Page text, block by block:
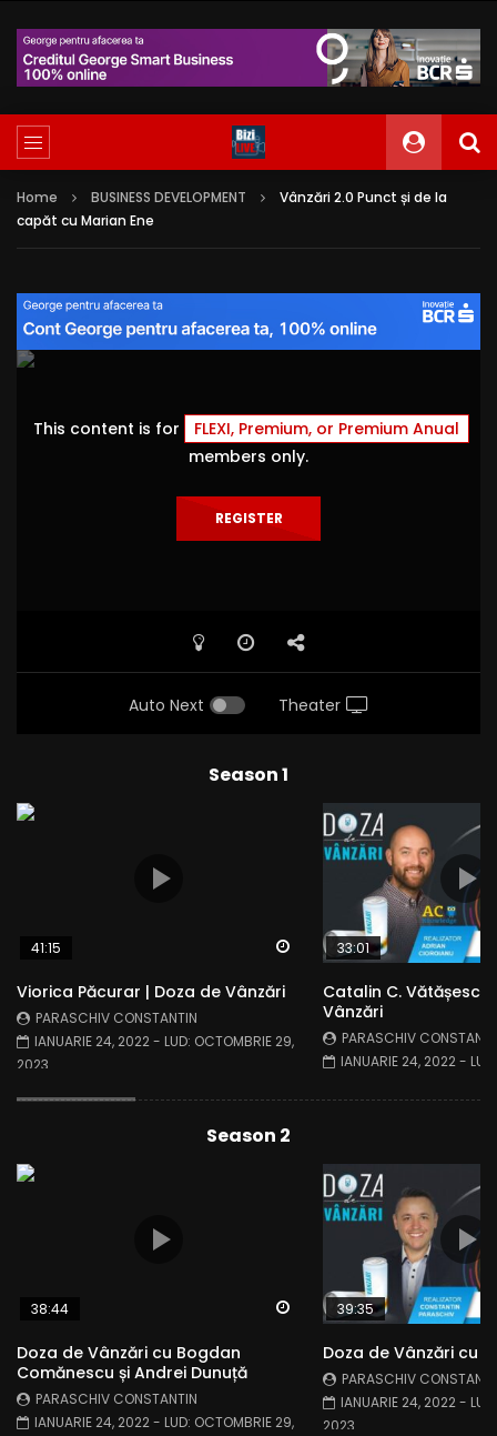
Home BUSINESS DEVELOPMENT
Vânzări 2.0 Punct și de la
capăt cu Marian Ene
This content is for
FLEXI, Premium, or Premium Anual
members only.
REGISTER
Auto Next Theater
Season 1
Watch Later
41:15
Viorica Păcurar | Doza de Vânzări
PARASCHIV CONSTANTIN
IANUARIE 24, 2022- LUD: OCTOMBRIE 29,
2023
33:01
Catalin C. Vătășescu
Vânzări
PARASCHIV
IANUARIE 24, 2022-
Season 2
Watch Later
38:44
Doza de Vânzări cu Bogdan
Comănescu și Andrei Dunuță
PARASCHIV CONSTANTIN
IANUARIE 24, 2022- LUD: OCTOMBRIE 29,
39:35
Doza de Vânzări cu
PARASCHIV
IANUARIE 24, 2022-
2023